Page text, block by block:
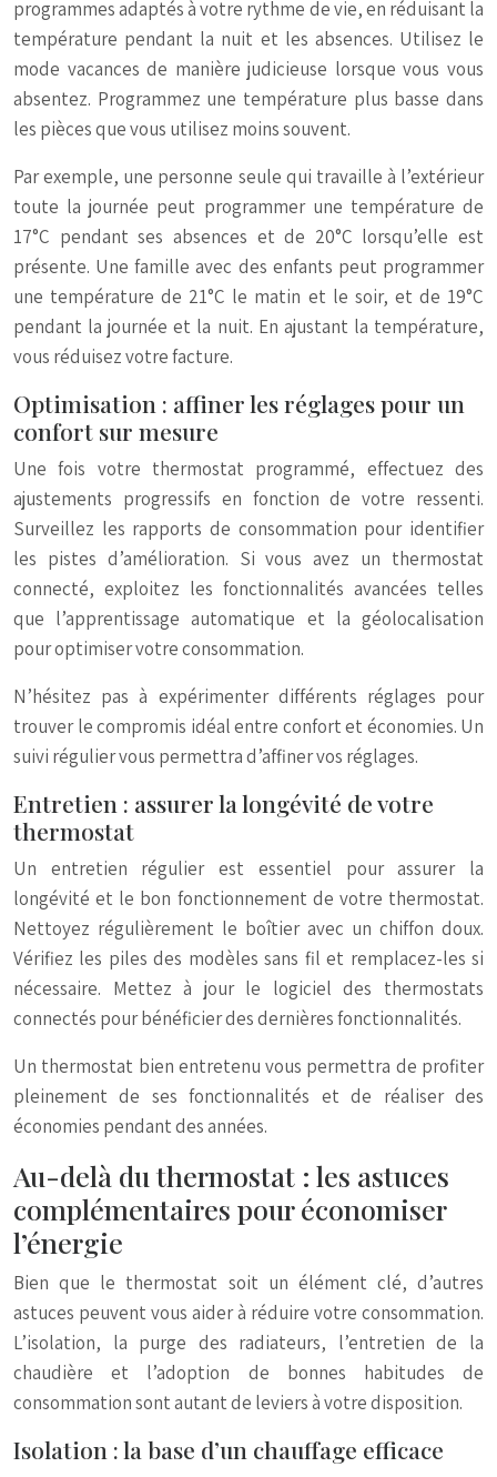
programmes adaptés à votre rythme de vie, en réduisant la
température pendant la nuit et les absences. Utilisez le
mode vacances de manière judicieuse lorsque vous vous
absentez. Programmez une température plus basse dans
les pièces que vous utilisez moins souvent.
Par exemple, une personne seule qui travaille à l’extérieur
toute la journée peut programmer une température de
17°C pendant ses absences et de 20°C lorsqu’elle est
présente. Une famille avec des enfants peut programmer
une température de 21°C le matin et le soir, et de 19°C
pendant la journée et la nuit. En ajustant la température,
vous réduisez votre facture.
Optimisation : affiner les réglages pour un
confort sur mesure
Une fois votre thermostat programmé, effectuez des
ajustements progressifs en fonction de votre ressenti.
Surveillez les rapports de consommation pour identifier
les pistes d’amélioration. Si vous avez un thermostat
connecté, exploitez les fonctionnalités avancées telles
que l’apprentissage automatique et la géolocalisation
pour optimiser votre consommation.
N’hésitez pas à expérimenter différents réglages pour
trouver le compromis idéal entre confort et économies. Un
suivi régulier vous permettra d’affiner vos réglages.
Entretien : assurer la longévité de votre
thermostat
Un entretien régulier est essentiel pour assurer la
longévité et le bon fonctionnement de votre thermostat.
Nettoyez régulièrement le boîtier avec un chiffon doux.
Vérifiez les piles des modèles sans fil et remplacez-les si
nécessaire. Mettez à jour le logiciel des thermostats
connectés pour bénéficier des dernières fonctionnalités.
Un thermostat bien entretenu vous permettra de profiter
pleinement de ses fonctionnalités et de réaliser des
économies pendant des années.
Au-delà du thermostat : les astuces
complémentaires pour économiser
l’énergie
Bien que le thermostat soit un élément clé, d’autres
astuces peuvent vous aider à réduire votre consommation.
L’isolation, la purge des radiateurs, l’entretien de la
chaudière et l’adoption de bonnes habitudes de
consommation sont autant de leviers à votre disposition.
Isolation : la base d’un chauffage efficace